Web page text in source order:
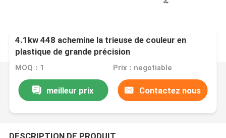
4.1kw 448 achemine la trieuse de couleur en
plastique de grande précision
MOQ：1 Prix：negotiable
meilleur prix Contactez nous
DESCRIPTION DE PRODUIT